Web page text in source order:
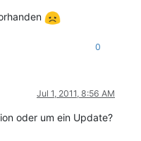
0
Jul 1, 2011, 8:56 AM
oder um ein Update?